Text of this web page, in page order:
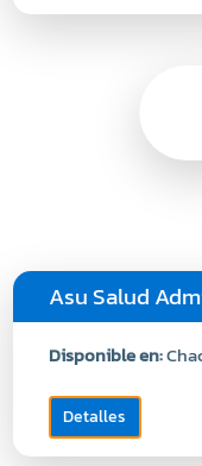
Asu Salud
Disponible en:
Detalles